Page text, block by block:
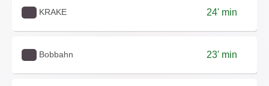
KRAKE 24' min
Bobbahn 23' min